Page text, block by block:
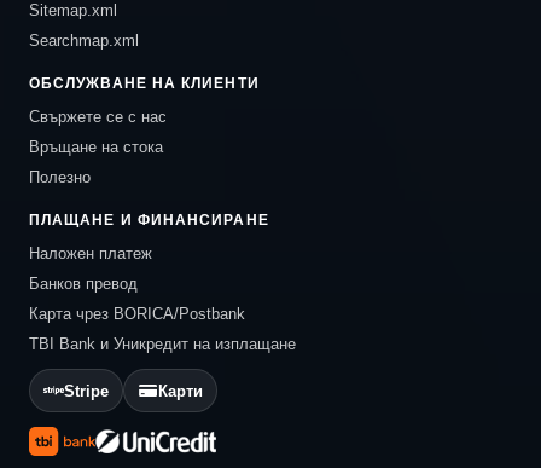
Sitemap.xml
Searchmap.xml
ОБСЛУЖВАНЕ НА КЛИЕНТИ
Свържете се с нас
Връщане на стока
Полезно
ПЛАЩАНЕ И ФИНАНСИРАНЕ
Наложен платеж
Банков превод
Карта чрез BORICA/Postbank
TBI Bank и Уникредит на изплащане
Stripe Карти